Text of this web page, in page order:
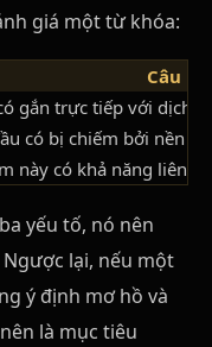
giá một từ khóa:
Câu
gắn trực tiếp với dịch
có bị chiếm bởi nền
này có khả năng liên
yếu tố, nó nên
lại, nếu một
ý định mơ hồ và
là mục tiêu